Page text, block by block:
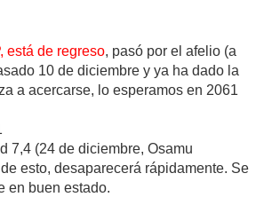
está de regreso, pasó por el afelio (a
10 de diciembre y ya ha dado la
a acercarse, lo esperamos en 2061
7,4 (24 de diciembre, Osamu
esto, desaparecerá rápidamente. Se
en buen estado.